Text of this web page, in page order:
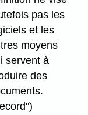
pas les
et les
moyens
servent à
des